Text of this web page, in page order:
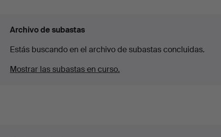
Archivo de subastas
Estás buscando en el archivo de subastas concluidas.
Mostrar las subastas en curso.